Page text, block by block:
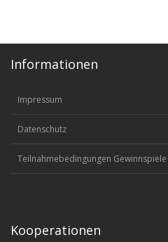
Informationen
Impressum
Datenschutz
Teilnahmebedingungen Gewinnspiele
Kooperationen